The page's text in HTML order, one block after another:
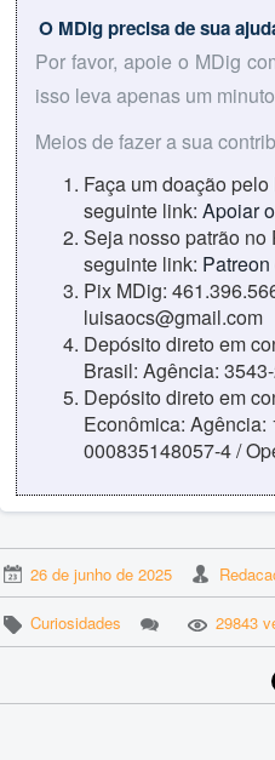
O MDig precisa de sua
Por favor, apoie o MDig
isso leva apenas um
Meios de fazer a sua
Faça um doação
seguinte link: Apoiar
Seja nosso patrão
seguinte link:
Pix MDig:
luisaocs@gmail.com
Depósito direto em
Brasil: Agência:
Depósito direto em
Econômica: Agência:
000835148057-4 /
26 de junho de 2025
Curiosidades 29843